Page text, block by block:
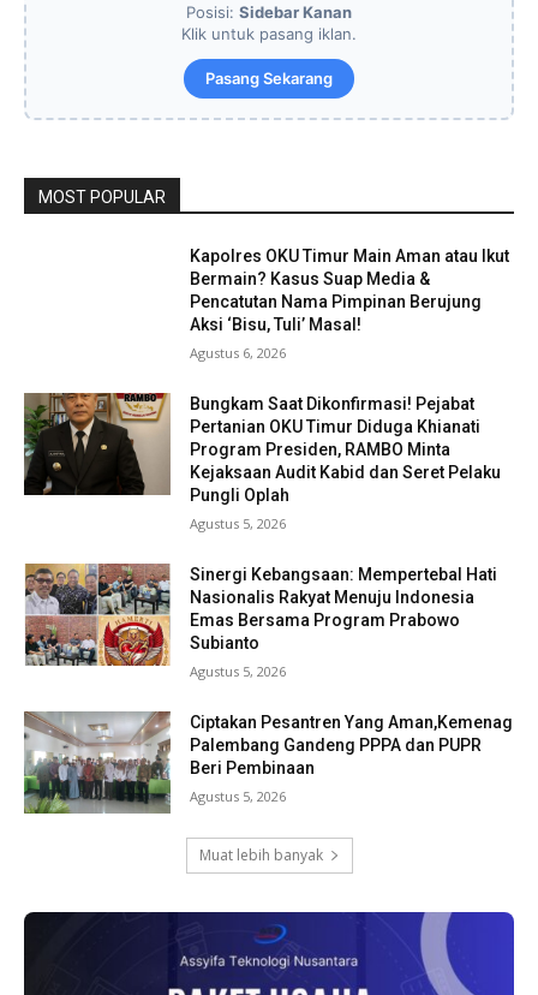
Posisi: Sidebar Kanan
Klik untuk pasang iklan.
Pasang Sekarang
MOST POPULAR
Kapolres OKU Timur Main Aman atau Ikut
Bermain? Kasus Suap Media &
Pencatutan Nama Pimpinan Berujung
Aksi ‘Bisu, Tuli’ Masal!
Agustus 6, 2026
Bungkam Saat Dikonfirmasi! Pejabat
Pertanian OKU Timur Diduga Khianati
Program Presiden, RAMBO Minta
Kejaksaan Audit Kabid dan Seret Pelaku
Pungli Oplah
Agustus 5, 2026
Sinergi Kebangsaan: Mempertebal Hati
Nasionalis Rakyat Menuju Indonesia
Emas Bersama Program Prabowo
Subianto
Agustus 5, 2026
Ciptakan Pesantren Yang Aman,Kemenag
Palembang Gandeng PPPA dan PUPR
Beri Pembinaan
Agustus 5, 2026
Muat lebih banyak